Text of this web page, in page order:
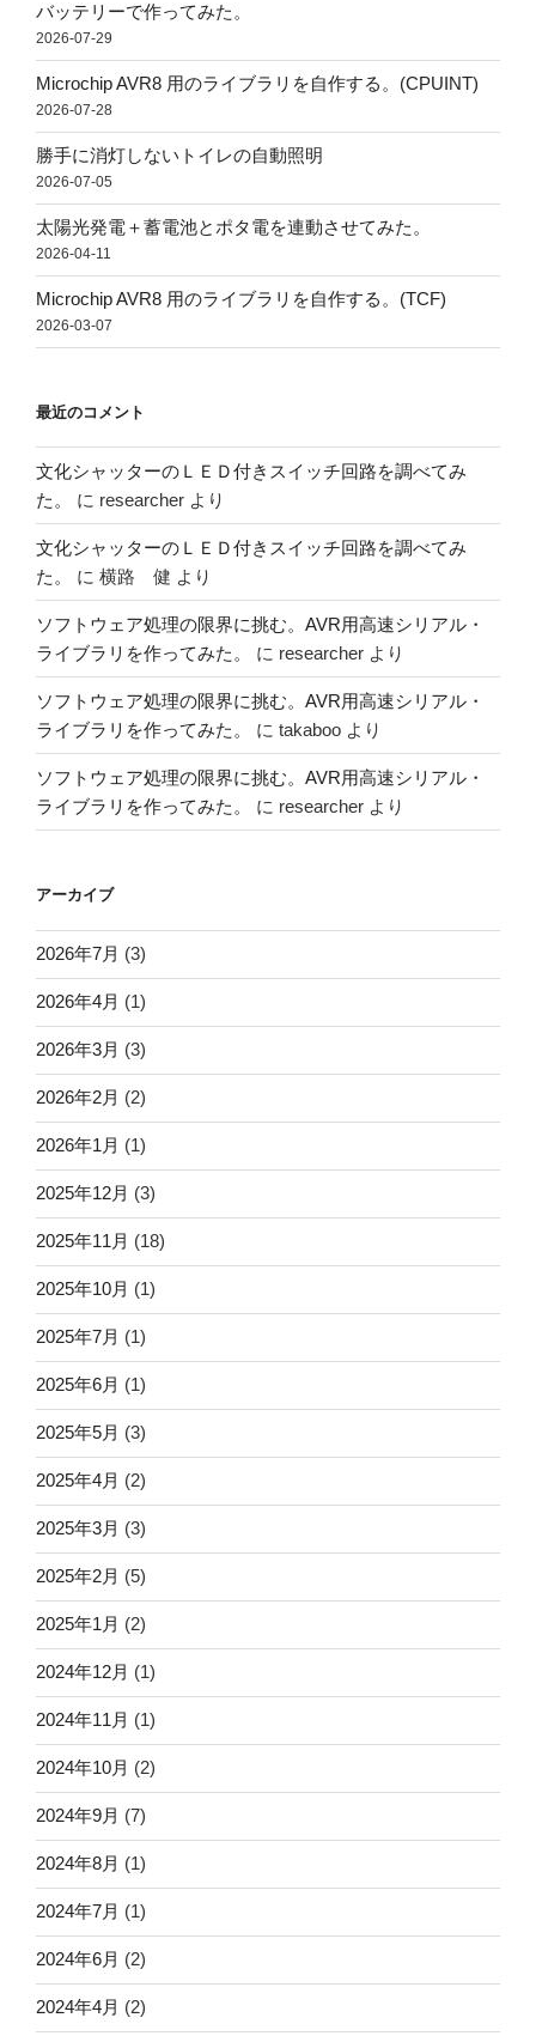
バッテリーで作ってみた。
2026-07-29
Microchip AVR8 用のライブラリを自作する。(CPUINT)
2026-07-28
勝手に消灯しないトイレの自動照明
2026-07-05
太陽光発電＋蓄電池とポタ電を連動させてみた。
2026-04-11
Microchip AVR8 用のライブラリを自作する。(TCF)
2026-03-07
最近のコメント
文化シャッターのＬＥＤ付きスイッチ回路を調べてみ
た。
に researcher より
文化シャッターのＬＥＤ付きスイッチ回路を調べてみ
た。
に 横路 健 より
ソフトウェア処理の限界に挑む。AVR用高速シリアル・
ライブラリを作ってみた。
に researcher より
ソフトウェア処理の限界に挑む。AVR用高速シリアル・
ライブラリを作ってみた。
に takaboo より
ソフトウェア処理の限界に挑む。AVR用高速シリアル・
ライブラリを作ってみた。
に researcher より
アーカイブ
2026年7月 (3)
2026年4月 (1)
2026年3月 (3)
2026年2月 (2)
2026年1月 (1)
2025年12月 (3)
2025年11月 (18)
2025年10月 (1)
2025年7月 (1)
2025年6月 (1)
2025年5月 (3)
2025年4月 (2)
2025年3月 (3)
2025年2月 (5)
2025年1月 (2)
2024年12月 (1)
2024年11月 (1)
2024年10月 (2)
2024年9月 (7)
2024年8月 (1)
2024年7月 (1)
2024年6月 (2)
2024年4月 (2)